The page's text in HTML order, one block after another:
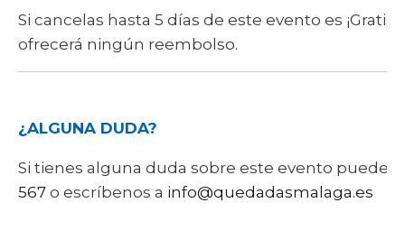
Si cancelas hasta 5 días de este evento es
ofrecerá ningún reembolso.
¿ALGUNA DUDA?
Si tienes alguna duda sobre este evento
567 o escríbenos a info@quedadasmalaga.es